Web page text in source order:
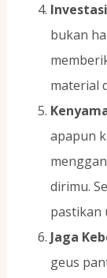
bukan
material
apapun
dirimu.
pastikan
Jaga
geus